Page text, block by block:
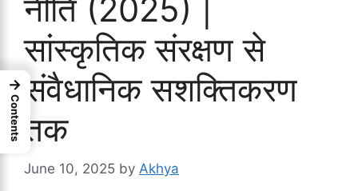
नीति (2025) |
सांस्कृतिक संरक्षण से
संवैधानिक सशक्तिकरण
तक
June 10, 2025 by Akhya
→
Contents